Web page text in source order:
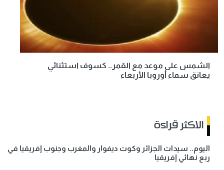
الشمس على موعد مع القمر.. كسوف استثنائي
يعانق سماء أوروبا الأربعاء
الاكثر قراءة
اليوم.. سيدات الجزائر وكوت ديفوار والمغرب وجنوب إفريقيا في
ربع نهائي إفريقيا